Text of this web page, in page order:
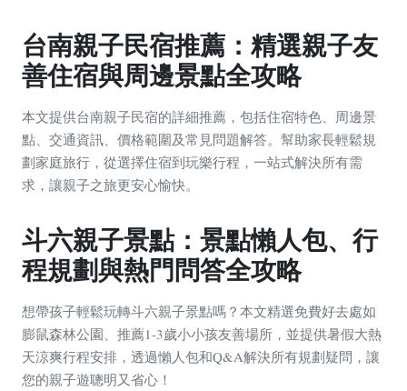
台南親子民宿推薦：精選親子友
善住宿與周邊景點全攻略
本文提供台南親子民宿的詳細推薦，包括住宿特色、周邊景
點、交通資訊、價格範圍及常見問題解答。幫助家長輕鬆規
劃家庭旅行，從選擇住宿到玩樂行程，一站式解決所有需
求，讓親子之旅更安心愉快。
斗六親子景點：景點懶人包、行
程規劃與熱門問答全攻略
想帶孩子輕鬆玩轉斗六親子景點嗎？本文精選免費好去處如
膨鼠森林公園、推薦1-3歲小小孩友善場所，並提供暑假大熱
天涼爽行程安排，透過懶人包和Q&A解決所有規劃疑問，讓
您的親子遊聰明又省心！